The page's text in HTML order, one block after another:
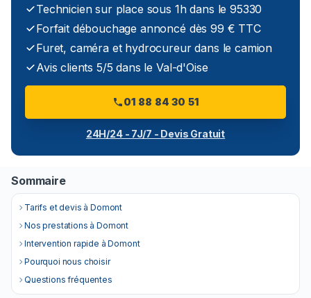
Technicien sur place sous 1h dans le 95330
Forfait débouchage annoncé dès 99 € TTC
Furet, caméra et hydrocureur dans le camion
Avis clients 5/5 dans le Val-d'Oise
01 88 84 30 51
24H/24 - 7J/7 - Devis Gratuit
Sommaire
Tarifs et devis à Domont
Nos prestations à Domont
Intervention rapide à Domont
Pourquoi nous choisir
Questions fréquentes